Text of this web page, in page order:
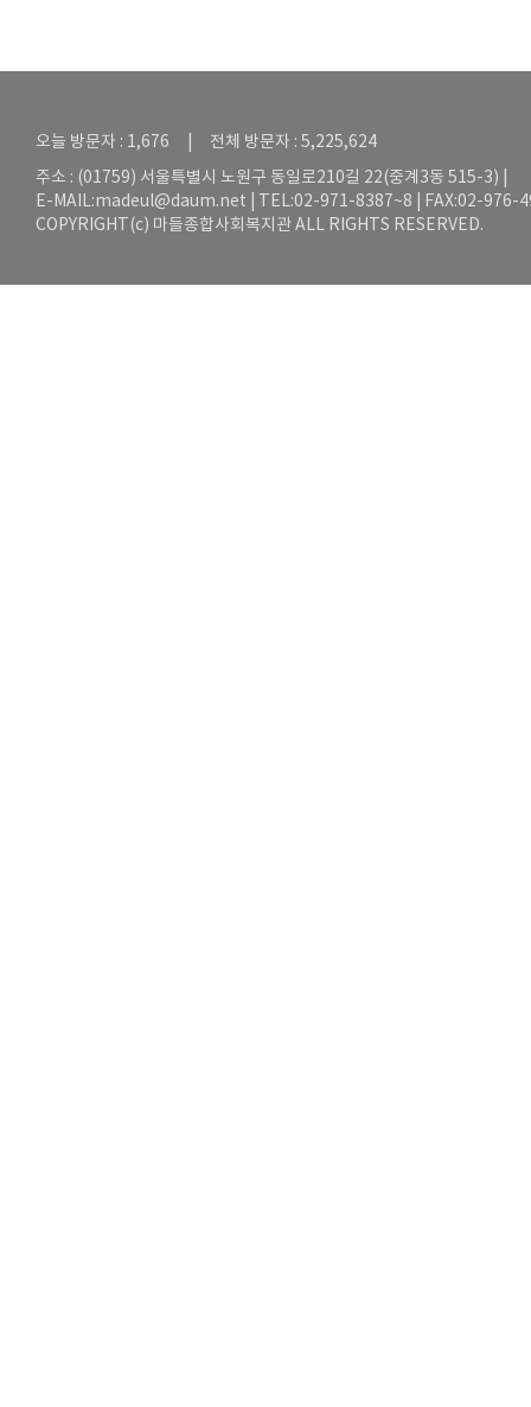
오늘 방문자 : 1,676 | 전체 방문자 : 5,225,624
주소 : (01759) 서울특별시 노원구 동일로210길 22(중계3동 515-3) |
E-MAIL:madeul@daum.net | TEL:02-971-8387~8 | FAX:02-976-
COPYRIGHT(c) 마들종합사회복지관 ALL RIGHTS RESERVED.